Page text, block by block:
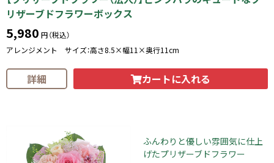
リザーブドフラワーボックス
5,980 円（税込）
アレンジメント サイズ：高さ8.5×幅11×奥行11cm
詳細 カートに入れる
ふんわりと優しい雰囲気に仕上
げたプリザーブドフラワー